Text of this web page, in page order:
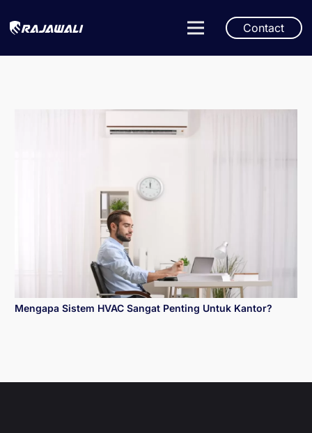
Contact
Mengapa Sistem HVAC Sangat Penting Untuk Kantor?